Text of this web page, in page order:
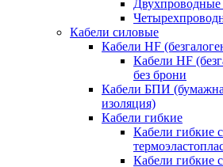
Двухпроводные
Кабели силовые
Кабели HF
Кабели HF
без брони
Кабели БПИ
изоляция)
Кабели гибкие
Кабели гибкие
Кабели гибкие